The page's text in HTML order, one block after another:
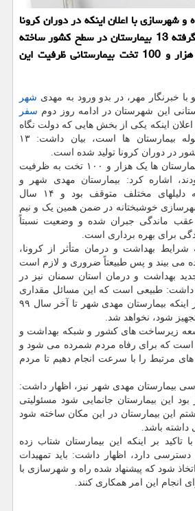
شهرسازی با اعلان اینکه در دوران کرونا
با کوشش های صورت گرفته 13 بیمارستان در سطح کشور ساخته
شد، اظهار داشت: یک هزار و 100 تخت بیمارستانی ظرفیت این
خبرنگار مهر، در بدو ورود به مهدی شهر
این شهرستان در ادامه روز دوم سفر
اعلان اینکه یکی از بخش هایی که دولت نگاه
ویژه به آنها دارد، مقوله بیمارستان ها است، بیان داشت: ۱۳
در دوران کرونا تولید شده است.
وی با اعلان اینکه این بیمارستان ها یک هزار و ۱۰۰ تخت به ظرفیت
اشاره کرد: بیمارستان مهدی شهر و
شهمیرزاد، متأسفانه به دلیلهای مختلف متوقف بود و ۱۴ سال
خوشبختانه در ضمن همین یک و نیم
عقب ماندگی جبران شده و وضعیت نسبتاً
برای بهره برداری است.
شرایط بهداشت و درمان متأثر از کرونا،
می بیند و پس طبیعتاً ضروری و لازم است
بهداشت و درمان استان سمنان نیز در
داشت: طبیعی است که این مسائل مقداری
زمان می برد اما مانع از اینکه بیمارستان مهدی شهر تا آخر سال ۹۹
شود، نخواهد شد.
زیرساخت های کشور و شبکه بهداشت و
است که برای رفاه مردم شمرده می شود و
های مرتبط را با سرعت انجام دهیم تا مردم
بیمارستان مهدی شهر نیز، اظهار داشت:
این بیمارستان جانمایی شود مسئولیتی
این بیمارستان در این مکان ساخته شود
باشد.
تاکید بر اینکه این بیمارستان شتاب زده
دارد، اظهار داشت: باید تمهیدات
شود که پیشنهاد شده راه و شهرسازی با
انجام این امر همکاری کنند.